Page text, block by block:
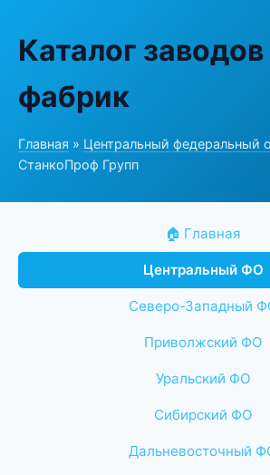
Каталог заводов
фабрик
Главная » Центральный федеральный
СтанкоПроф Групп
🏠 Главная
Центральный ФО
Северо-Западный
Приволжский ФО
Уральский ФО
Сибирский ФО
Дальневосточный